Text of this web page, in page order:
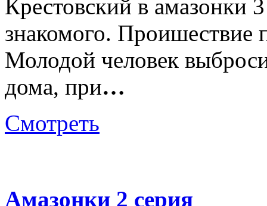
Крестовский в амазонки
знакомого. Проишествие
Молодой человек
дома, при…
Смотреть
Амазонки 2 серия